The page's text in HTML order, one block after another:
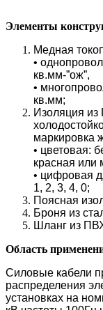
Элементы
Медная
•
кв.мм-”ож”,
•
кв.мм;
Изоляция
маркировка
• цветовая:
красная или
• цифровая
1, 2, 3, 4, 0;
Поясная
Броня из
Шланг из
Область
Силовые кабели
распределения
установках на